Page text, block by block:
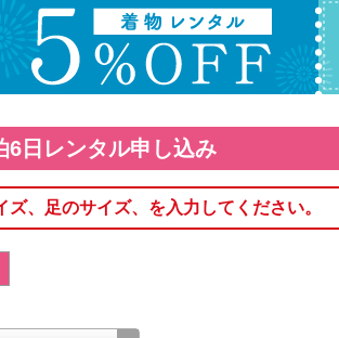
6日レンタル申し込み
、足のサイズ、を入力してください。